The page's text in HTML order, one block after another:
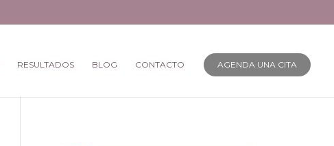
RESULTADOS BLOG CONTACTO AGENDA UNA CITA